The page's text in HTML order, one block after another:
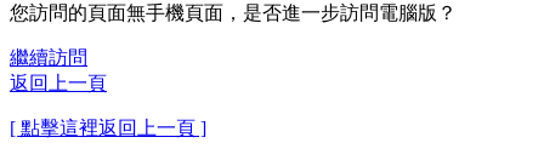
您訪問的頁面無手機頁面，是否進一步訪問電腦版？
繼續訪問
返回上一頁
[ 點擊這裡返回上一頁 ]